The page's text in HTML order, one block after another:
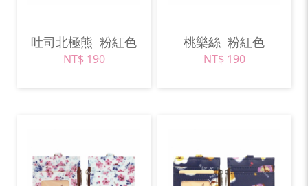
吐司北極熊 粉紅色
NT$ 190
桃樂絲 粉紅色
NT$ 190